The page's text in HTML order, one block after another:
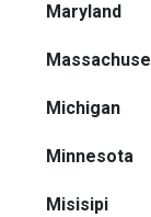
Maryland
Michigan
Minnesota
Misisipi